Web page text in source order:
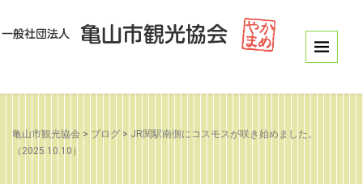
亀山市観光協会 > ブログ > JR関駅南側にコスモスが咲き始めました。
（2025.10.10）